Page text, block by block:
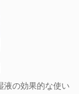
液の効果的な使い